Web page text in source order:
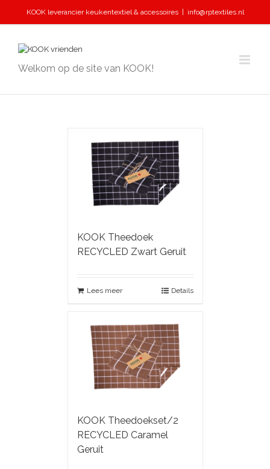
KOOK leverancier keukentextiel & accessoires info@rptextiles.nl
Welkom op de site van KOOK!
KOOK Theedoek
RECYCLED Zwart Geruit
Lees meer Details
KOOK Theedoekset/2
RECYCLED Caramel
Geruit